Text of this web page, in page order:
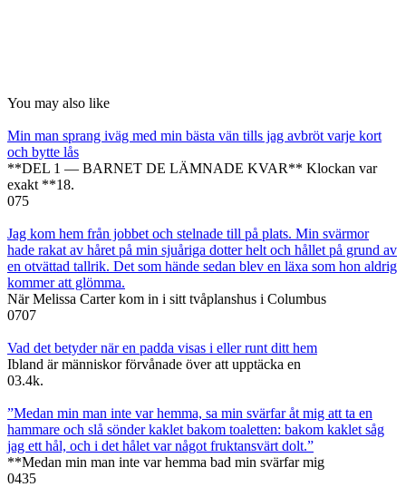
You may also like
Min man sprang iväg med min bästa vän tills jag avbröt varje kort
och bytte lås
**DEL 1 — BARNET DE LÄMNADE KVAR** Klockan var
exakt **18.
075
Jag kom hem från jobbet och stelnade till på plats. Min svärmor
hade rakat av håret på min sjuåriga dotter helt och hållet på grund av
en otvättad tallrik. Det som hände sedan blev en läxa som hon aldrig
kommer att glömma.
När Melissa Carter kom in i sitt tvåplanshus i Columbus
0707
Vad det betyder när en padda visas i eller runt ditt hem
Ibland är människor förvånade över att upptäcka en
03.4k.
”Medan min man inte var hemma, sa min svärfar åt mig att ta en
hammare och slå sönder kaklet bakom toaletten: bakom kaklet såg
jag ett hål, och i det hålet var något fruktansvärt dolt.”
**Medan min man inte var hemma bad min svärfar mig
0435